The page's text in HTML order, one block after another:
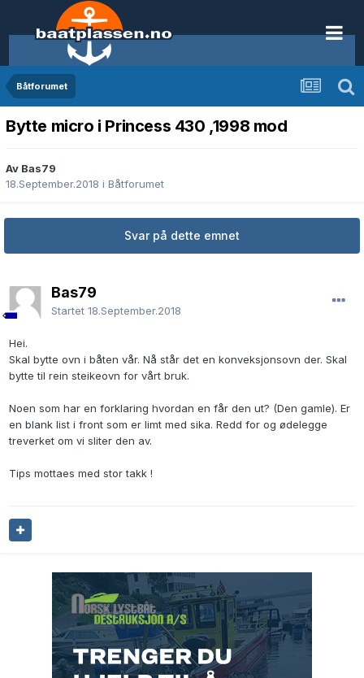
Båtforumet
Bytte micro i Princess 430 ,1998 mod
Av Bas79
18.September.2018 i Båtforumet
Svar på dette emnet
Bas79
Startet 18.September.2018
Hei.
Skal bytte ovn i båten vår. Nå står det en konveksjonsovn der. Skal
bytte til rein steikeovn for vårt bruk.
Noen som har en forklaring hvordan en får den ut? (Den gamle). Er
en blank list i front som er limt med sika. Redd for og ødelegge
treverket om vi sliter den av.
Tips mottaes med stor takk !